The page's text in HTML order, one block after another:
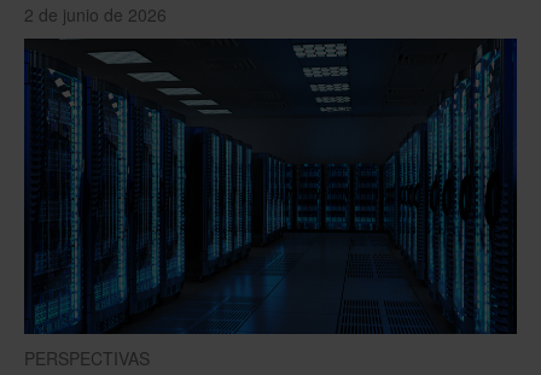
2 de junio de 2026
PERSPECTIVAS